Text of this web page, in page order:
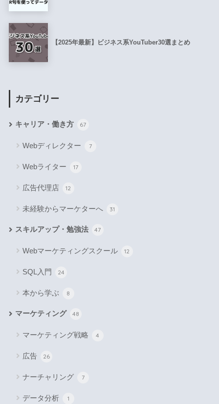
【2025年最新】ビジネス系YouTuber30選まとめ
カテゴリー
キャリア・働き方 67
Webディレクター 7
Webライター 17
広告代理店 12
未経験からマーケターへ 31
スキルアップ・勉強法 47
Webマーケティングスクール 12
SQL入門 24
本から学ぶ 8
マーケティング 48
マーケティング戦略 4
広告 26
ナーチャリング 7
データ分析 1